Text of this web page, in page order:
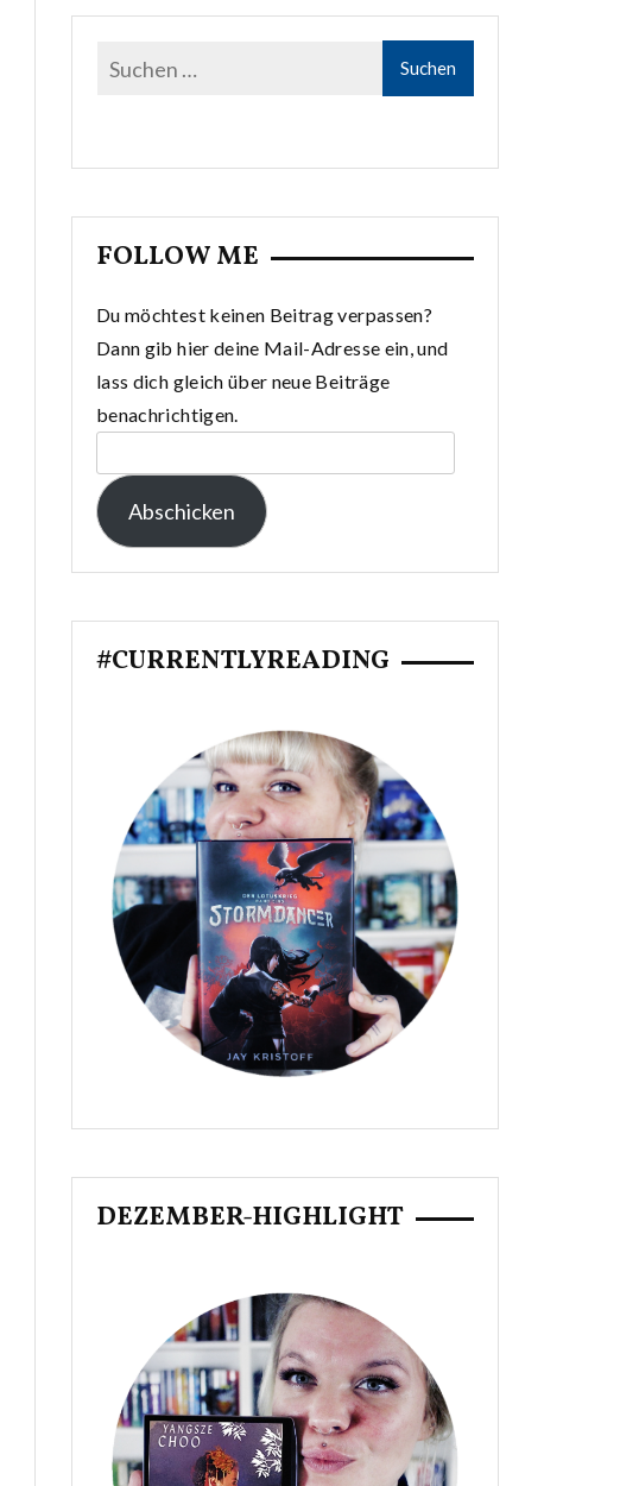
FOLLOW ME
Du möchtest keinen Beitrag verpassen?
Dann gib hier deine Mail-Adresse ein, und
lass dich gleich über neue Beiträge
benachrichtigen.
Mail-
Adresse:
Abschicken
#CURRENTLYREADING
DEZEMBER-HIGHLIGHT